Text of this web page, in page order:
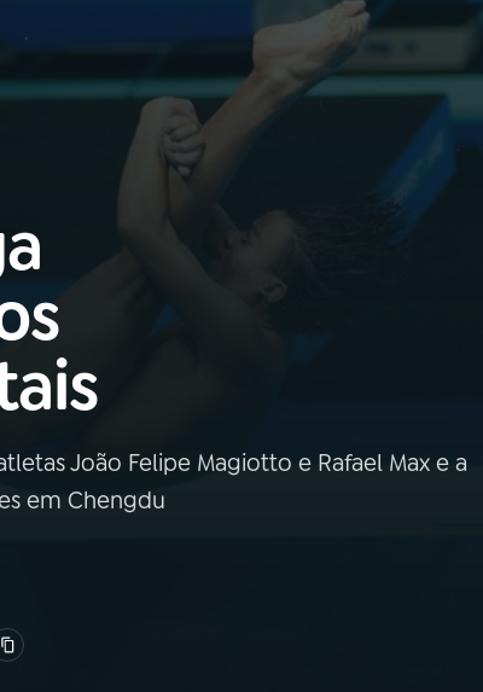
João Felipe Magiotto e Rafael Max e a
em Chengdu